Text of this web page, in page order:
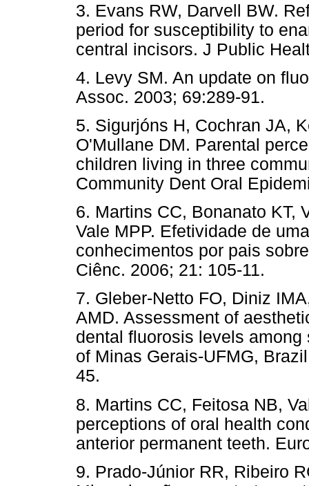
3. Evans RW, Darvell BW.
period for susceptibility to
central incisors. J Public
4. Levy SM. An update on
Assoc. 2003; 69:289-91.
5. Sigurjóns H, Cochran JA,
O'Mullane DM. Parental
children living in three
Community Dent Oral
6. Martins CC, Bonanato KT,
Vale MPP. Efetividade de
conhecimentos por pais
Ciênc. 2006; 21: 105-11.
7. Gleber-Netto FO, Diniz
AMD. Assessment of
dental fluorosis levels
of Minas Gerais-UFMG,
45.
8. Martins CC, Feitosa NB,
perceptions of oral health
anterior permanent teeth.
9. Prado-Júnior RR, Ribeiro